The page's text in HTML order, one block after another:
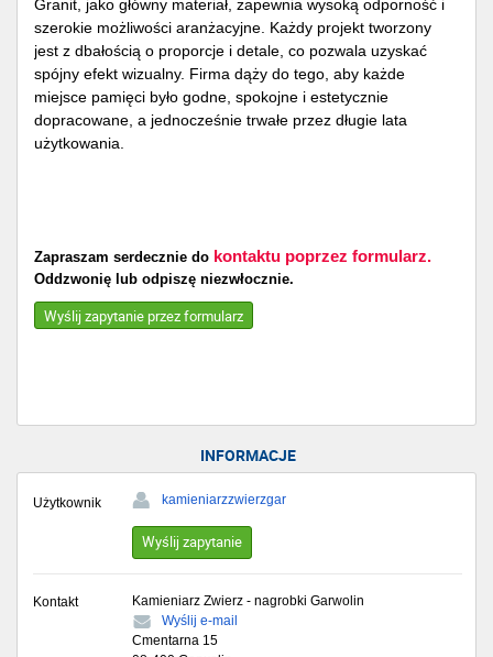
Granit, jako główny materiał, zapewnia wysoką odporność i
szerokie możliwości aranżacyjne. Każdy projekt tworzony
jest z dbałością o proporcje i detale, co pozwala uzyskać
spójny efekt wizualny. Firma dąży do tego, aby każde
miejsce pamięci było godne, spokojne i estetycznie
dopracowane, a jednocześnie trwałe przez długie lata
użytkowania.
Zapraszam serdecznie do kontaktu poprzez formularz.
Oddzwonię lub odpiszę niezwłocznie.
Wyślij zapytanie przez formularz
INFORMACJE
Użytkownik kamieniarzzwierzgar
Wyślij zapytanie
Kontakt
Kamieniarz Zwierz - nagrobki Garwolin
Wyślij e-mail
Cmentarna 15